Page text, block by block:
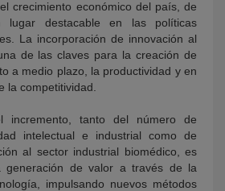
crecimiento económico del país, de
destacable en las políticas
La incorporación de innovación al
de las claves para la creación de
a medio plazo, la productividad y en
la competitividad.
incremento, tanto del número de
intelectual e industrial como de
al sector industrial biomédico, es
generación de valor a través de la
impulsando nuevos métodos